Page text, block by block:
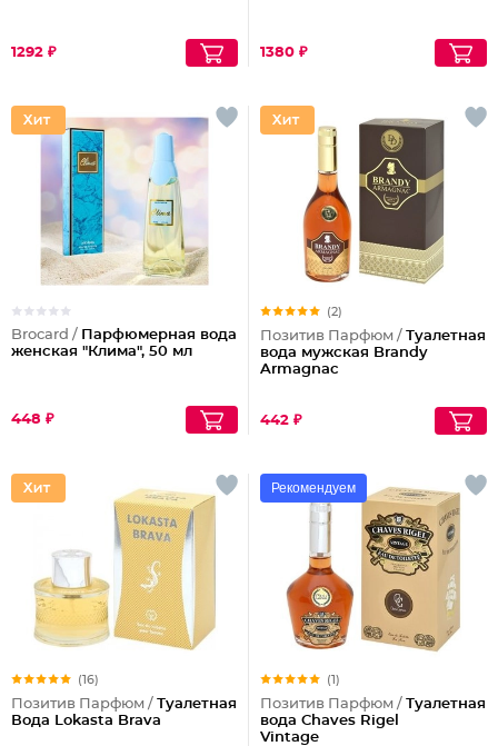
1292 ₽ 1380 ₽
Brocard / Парфюмерная вода
женская "Клима", 50 мл
448 ₽
(2)
Позитив Парфюм / Туалетная
вода мужская Brandy
Armagnac
442 ₽
(16)
Позитив Парфюм / Туалетная
Вода Lokasta Brava
Рекомендуем
(1)
Позитив Парфюм / Туалетная
вода Chaves Rigel
Vintage